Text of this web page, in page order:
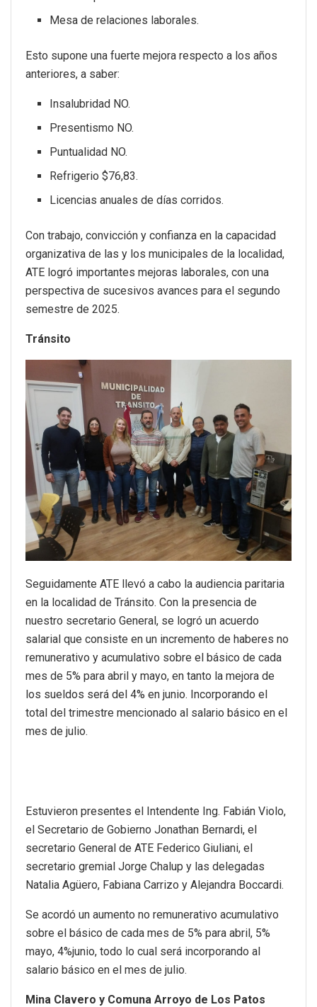
Mesa de relaciones laborales.
Esto supone una fuerte mejora respecto a los años
anteriores, a saber:
Insalubridad NO.
Presentismo NO.
Puntualidad NO.
Refrigerio $76,83.
Licencias anuales de días corridos.
Con trabajo, convicción y confianza en la capacidad
organizativa de las y los municipales de la localidad,
ATE logró importantes mejoras laborales, con una
perspectiva de sucesivos avances para el segundo
semestre de 2025.
Tránsito
Seguidamente ATE llevó a cabo la audiencia paritaria
en la localidad de Tránsito. Con la presencia de
nuestro secretario General, se logró un acuerdo
salarial que consiste en un incremento de haberes no
remunerativo y acumulativo sobre el básico de cada
mes de 5% para abril y mayo, en tanto la mejora de
los sueldos será del 4% en junio. Incorporando el
total del trimestre mencionado al salario básico en el
mes de julio.
Estuvieron presentes el Intendente Ing. Fabián Violo,
el Secretario de Gobierno Jonathan Bernardi, el
secretario General de ATE Federico Giuliani, el
secretario gremial Jorge Chalup y las delegadas
Natalia Agüero, Fabiana Carrizo y Alejandra Boccardi.
Se acordó un aumento no remunerativo acumulativo
sobre el básico de cada mes de 5% para abril, 5%
mayo, 4%junio, todo lo cual será incorporando al
salario básico en el mes de julio.
Mina Clavero y Comuna Arroyo de Los Patos